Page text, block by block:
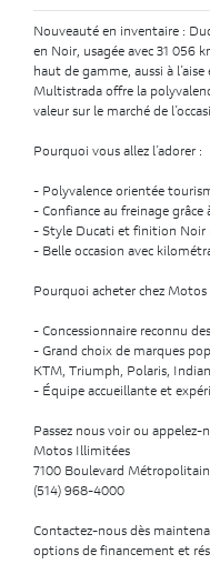
Nouveauté en inventaire :
en Noir, usagée avec 31 056
haut de gamme, aussi à
Multistrada offre la
valeur sur le marché de
Pourquoi vous allez l’adorer :
- Polyvalence orientée
- Confiance au freinage grâce
- Style Ducati et finition Noir
- Belle occasion avec
Pourquoi acheter chez
- Concessionnaire reconnu
- Grand choix de marques
KTM, Triumph, Polaris,
- Équipe accueillante et
Passez nous voir ou appelez-
Motos Illimitées
7100 Boulevard Métropolitain
(514) 968-4000
Contactez-nous dès
options de financement et